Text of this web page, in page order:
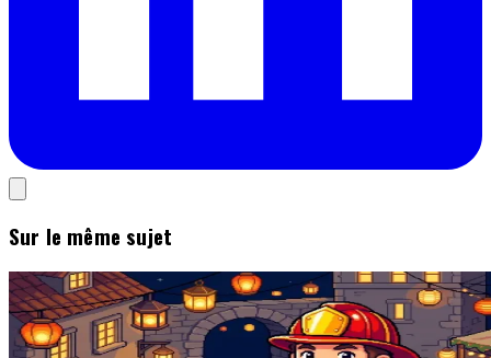
Sur le même sujet